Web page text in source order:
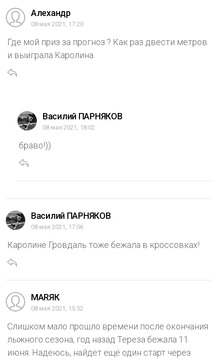
Алехандр
08 мая 2021, 17:20
Где мой приз за прогноз.? Как раз двести метров
и выиграла Каролина
Василий ПАРНЯКОВ
08 мая 2021, 18:02
браво!))
Василий ПАРНЯКОВ
08 мая 2021, 17:06
Каролине Гровдаль тоже бежала в кроссовках!
МАRЯК
08 мая 2021, 15:52
Слишком мало прошло времени после окончания
лыжного сезона, год назад Тереза бежала 11
июня. Надеюсь, найдет ещё один старт через